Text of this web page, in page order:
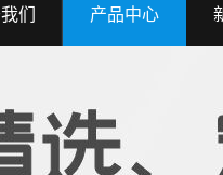
们 产品中心